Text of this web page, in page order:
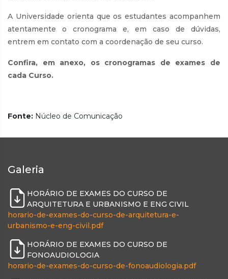
A Universidade orienta que os estudantes acompanhem
atentamente o cronograma e, em caso de dúvidas,
entrem em contato com a coordenação de seu curso.
Confira, em anexo, os cronogramas de exames de
cada Curso.
Fonte: Núcleo de Comunicação
Galeria
HORÁRIO DE EXAMES DO CURSO DE
ARQUITETURA E URBANISMO E ENG CIVIL
horario-de-exames-do-curso-de-arquitetura-e-
urbanismo-e-eng-civil.pdf
HORÁRIO DE EXAMES DO CURSO DE
FONOAUDIOLOGIA
horario-de-exames-do-curso-de-fonoaudiologia.pdf